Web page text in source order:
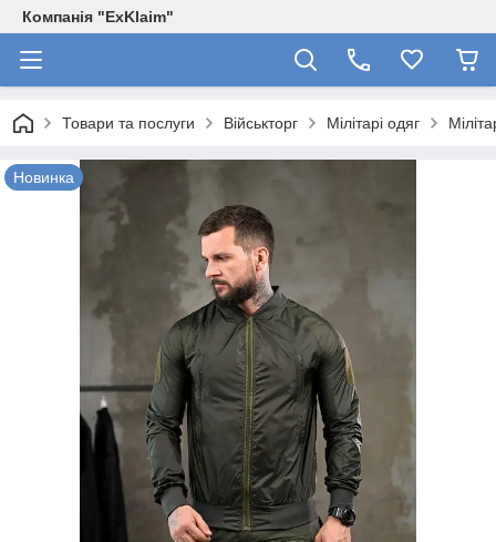
Компанія "ExKlaim"
Товари та послуги Військторг Мілітарі одяг
Новинка